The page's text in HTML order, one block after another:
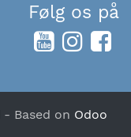
Følg os på
- Based on Odoo